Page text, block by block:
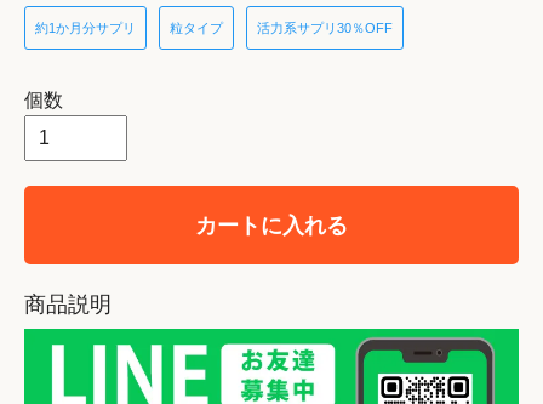
約1か月分サプリ 粒タイプ 活力系サプリ30％OFF
個数
カートに入れる
商品説明